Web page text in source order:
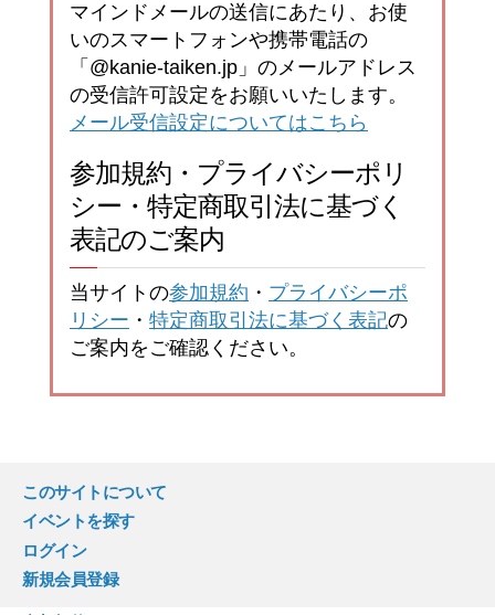
マインドメールの送信にあたり、お使
いのスマートフォンや携帯電話の
「@kanie-taiken.jp」のメールアドレス
の受信許可設定をお願いいたします。
メール受信設定についてはこちら
参加規約・プライバシーポリ
シー・特定商取引法に基づく
表記のご案内
当サイトの参加規約 ・ プライバシーポ
リシー ・ 特定商取引法に基づく表記の
ご案内をご確認ください。
このサイトについて
イベントを探す
ログイン
新規会員登録